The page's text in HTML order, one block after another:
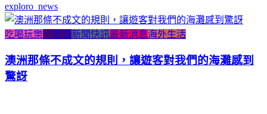
exploro_news
吃喝玩樂小智識新聞快訊最新消息海外生活
澳洲那條不成文的規則，讓遊客對我們的海灘感到
驚訝